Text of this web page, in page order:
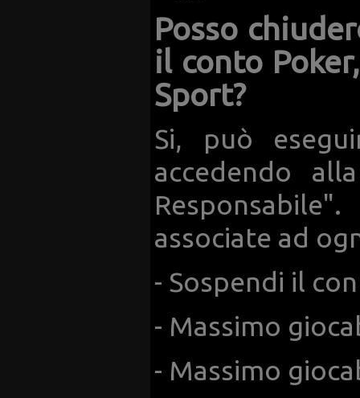
Posso
il conto
Sport?
Si, può
accedendo
associate ad
- Sospendi il
- Massimo
- Massimo